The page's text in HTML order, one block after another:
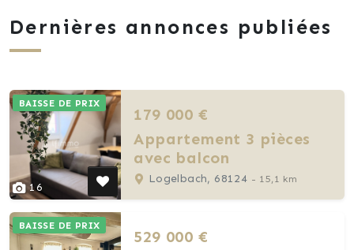
Dernières annonces publiées
16
BAISSE DE PRIX
179 000 €
Appartement 3 pièces
avec balcon
Logelbach, 68124 - 15,1 km
BAISSE DE PRIX
529 000 €